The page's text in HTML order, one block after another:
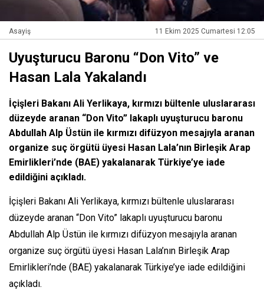
Asayiş 11 Ekim 2025 Cumartesi 12:05
Uyuşturucu Baronu “Don Vito” ve
Hasan Lala Yakalandı
İçişleri Bakanı Ali Yerlikaya, kırmızı bültenle uluslararası
düzeyde aranan “Don Vito” lakaplı uyuşturucu baronu
Abdullah Alp Üstün ile kırmızı difüzyon mesajıyla aranan
organize suç örgütü üyesi Hasan Lala’nın Birleşik Arap
Emirlikleri’nde (BAE) yakalanarak Türkiye’ye iade
edildiğini açıkladı.
İçişleri Bakanı Ali Yerlikaya, kırmızı bültenle uluslararası
düzeyde aranan “Don Vito” lakaplı uyuşturucu baronu
Abdullah Alp Üstün ile kırmızı difüzyon mesajıyla aranan
organize suç örgütü üyesi Hasan Lala’nın Birleşik Arap
Emirlikleri’nde (BAE) yakalanarak Türkiye’ye iade edildiğini
açıkladı.